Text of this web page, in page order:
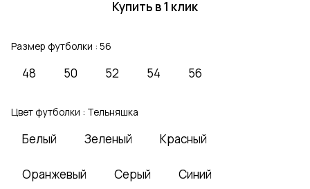
Купить в 1 клик
Размер футболки : 56
48 50 52 54 56
Цвет футболки : Тельняшка
Белый Зеленый Красный
Оранжевый Серый Синий